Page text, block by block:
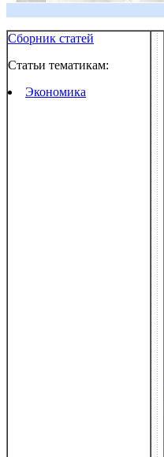
Сборник статей
Статьи тематикам:
Экономика